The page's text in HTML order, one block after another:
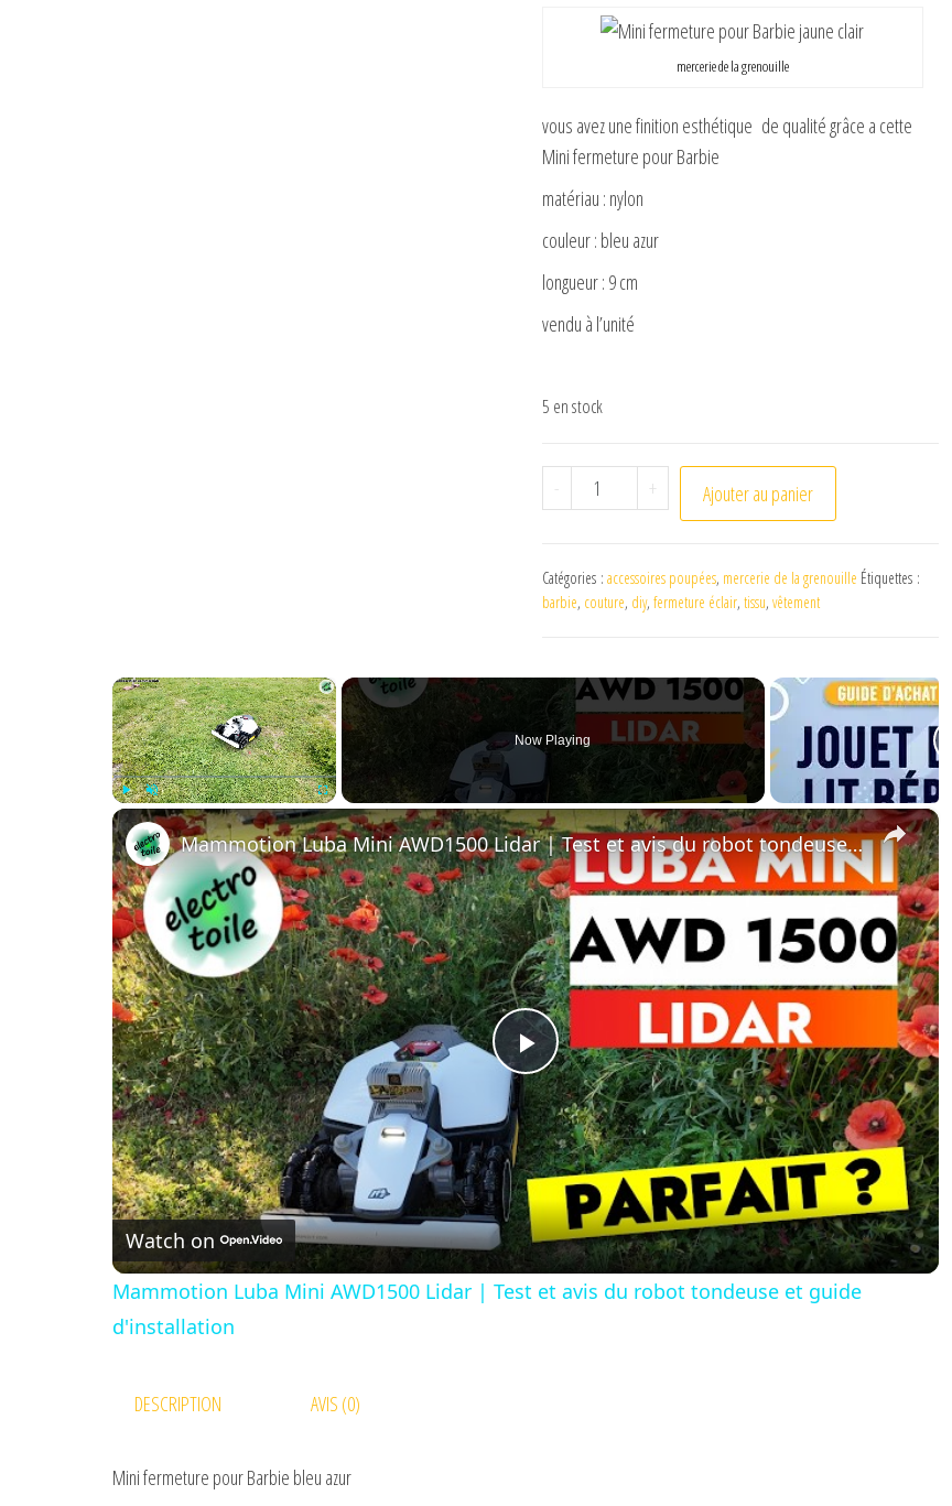
mercerie de la grenouille
vous avez une finition esthétique de qualité grâce a cette
Mini fermeture pour Barbie
matériau : nylon
couleur : bleu azur
longueur : 9 cm
vendu à l’unité
5 en stock
- quantité de Mini fermeture pour Barbie bleu azur
+ Ajouter au panier
Catégories : accessoires poupées, mercerie de la grenouille Étiquettes :
barbie, couture, diy, fermeture éclair, tissu, vêtement
×
Play Unmute Fullscreen
Now Playing
×
P
l
a
y
Mammotion Luba Mini AWD1500 Lidar | Test et avis du robot tondeuse et guide d'installation
Watch on
Mammotion Luba Mini AWD1500 Lidar | Test et avis du robot tondeuse et guide
d'installation
DESCRIPTION AVIS (0)
Mini fermeture pour Barbie bleu azur